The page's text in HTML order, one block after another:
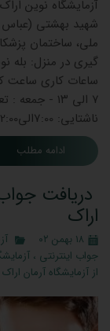
آزمایشگاه نوین
شهید بهشتی (عباس
ملی، ساختمان
گیری در منزل: بله
۷ الی ۱۳ -
ناشتایی: 7:00الی12:00 ساعت نمونه گیری آزمایش‌های …
ادامه مطلب
دریافت
اراک
۱۸ بهمن ۰۲
جواب اینترنتی ،
از آزمایشگاه آرمان اراک